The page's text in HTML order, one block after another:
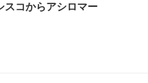
スコからアシロマー